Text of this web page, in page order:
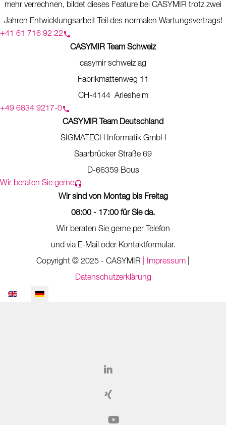
mehr verrechnen, bildet dieses Feature bei CASYMIR trotz zwei
Jahren Entwicklungsarbeit Teil des normalen Wartungsvertrags!
+41 61 716 92 22
CASYMIR Team Schweiz
casymir schweiz ag
Fabrikmattenweg 11
CH-4144 Arlesheim
+49 6834 9217-0
CASYMIR Team Deutschland
SIGMATECH Informatik GmbH
Saarbrücker Straße 69
D-66359 Bous
Wir beraten Sie gerne
Wir sind von Montag bis Freitag
08:00 - 17:00 für Sie da.
Wir beraten Sie gerne per Telefon
und via E-Mail oder Kontaktformular.
Copyright © 2025 - CASYMIR | Impressum
Datenschutzerklärung
Sprache auswählen